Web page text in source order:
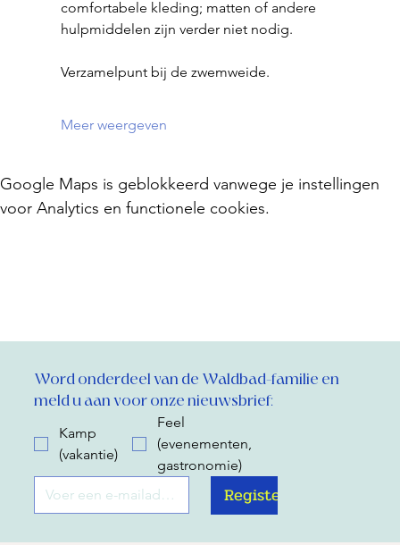
comfortabele kleding; matten of andere
hulpmiddelen zijn verder niet nodig.
Verzamelpunt bij de zwemweide.
Meer weergeven
Google Maps is geblokkeerd vanwege je instellingen
voor Analytics en functionele cookies.
Word onderdeel van de Waldbad-familie en
meld u aan voor onze nieuwsbrief:
Kamp
(vakantie)
Feel
(evenementen,
gastronomie)
Register